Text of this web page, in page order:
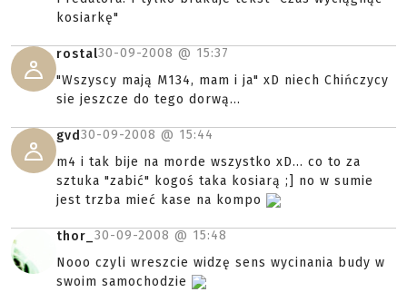
kosiarkę"
rostal30-09-2008 @ 15:37
"Wszyscy mają M134, mam i ja" xD niech Chińczycy
sie jeszcze do tego dorwą...
gvd30-09-2008 @ 15:44
m4 i tak bije na morde wszystko xD... co to za
sztuka "zabić" kogoś taka kosiarą ;] no w sumie
jest trzba mieć kase na kompo
thor_ 30-09-2008 @ 15:48
Nooo czyli wreszcie widzę sens wycinania budy w
swoim samochodzie